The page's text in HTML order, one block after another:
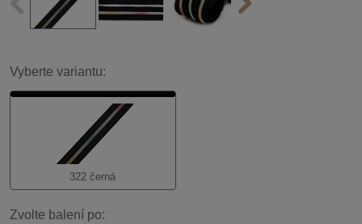
Vyberte variantu:
322 černá
Zvolte balení po: